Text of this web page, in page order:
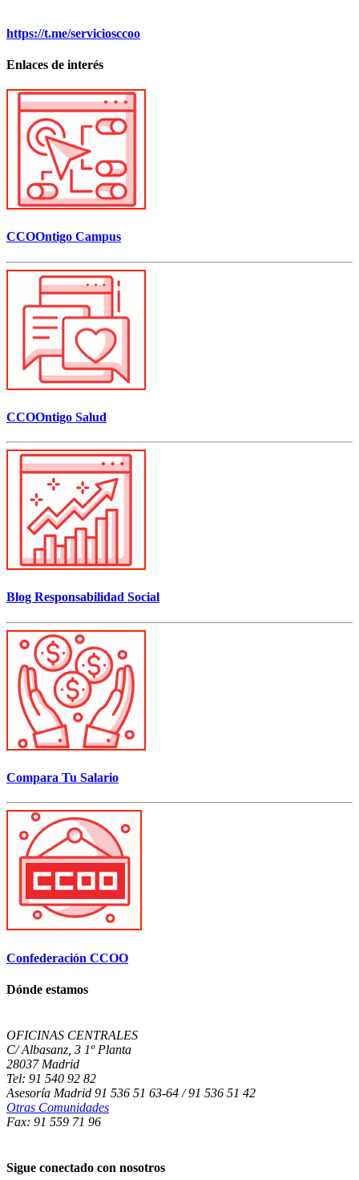
https://t.me/serviciosccoo
Enlaces de interés
CCOOntigo Campus
CCOOntigo Salud
Blog Responsabilidad Social
Compara Tu Salario
Confederación CCOO
Dónde estamos
OFICINAS CENTRALES
C/ Albasanz, 3 1º Planta
28037 Madrid
Tel: 91 540 92 82
Asesoría Madrid 91 536 51 63-64 / 91 536 51 42
Otras Comunidades
Fax: 91 559 71 96
Sigue conectado con nosotros